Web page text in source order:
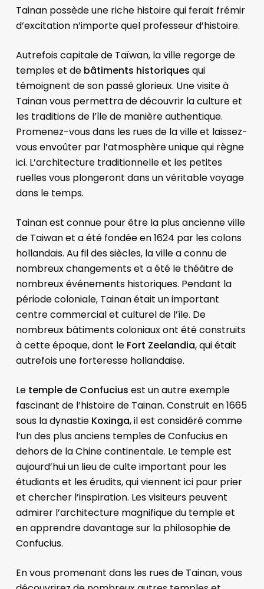
Tainan possède une riche histoire qui ferait frémir
d’excitation n’importe quel professeur d’histoire.
Autrefois capitale de Taïwan, la ville regorge de
temples et de bâtiments historiques qui
témoignent de son passé glorieux. Une visite à
Tainan vous permettra de découvrir la culture et
les traditions de l’île de manière authentique.
Promenez-vous dans les rues de la ville et laissez-
vous envoûter par l’atmosphère unique qui règne
ici. L’architecture traditionnelle et les petites
ruelles vous plongeront dans un véritable voyage
dans le temps.
Tainan est connue pour être la plus ancienne ville
de Taiwan et a été fondée en 1624 par les colons
hollandais. Au fil des siècles, la ville a connu de
nombreux changements et a été le théâtre de
nombreux événements historiques. Pendant la
période coloniale, Tainan était un important
centre commercial et culturel de l’île. De
nombreux bâtiments coloniaux ont été construits
à cette époque, dont le Fort Zeelandia, qui était
autrefois une forteresse hollandaise.
Le temple de Confucius est un autre exemple
fascinant de l’histoire de Tainan. Construit en 1665
sous la dynastie Koxinga, il est considéré comme
l’un des plus anciens temples de Confucius en
dehors de la Chine continentale. Le temple est
aujourd’hui un lieu de culte important pour les
étudiants et les érudits, qui viennent ici pour prier
et chercher l’inspiration. Les visiteurs peuvent
admirer l’architecture magnifique du temple et
en apprendre davantage sur la philosophie de
Confucius.
En vous promenant dans les rues de Tainan, vous